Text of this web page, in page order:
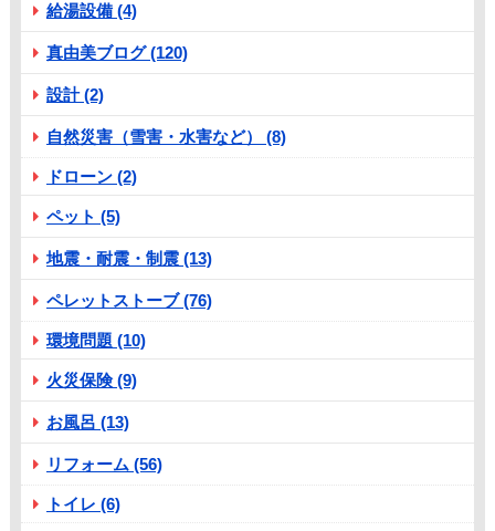
給湯設備 (4)
真由美ブログ (120)
設計 (2)
自然災害（雪害・水害など） (8)
ドローン (2)
ペット (5)
地震・耐震・制震 (13)
ペレットストーブ (76)
環境問題 (10)
火災保険 (9)
お風呂 (13)
リフォーム (56)
トイレ (6)